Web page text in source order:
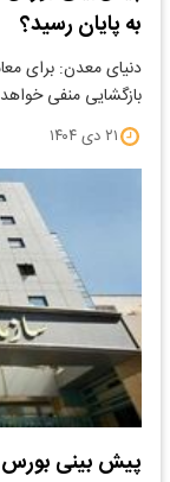
به پایان رسید؟
دنیای معدن: برای
بازگشایی منفی
۲۱ دی ۱۴۰۴
پیش بینی بورس امروز